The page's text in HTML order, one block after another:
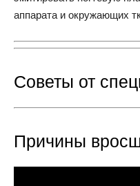
аппарата и окружающих
Советы от
Причины